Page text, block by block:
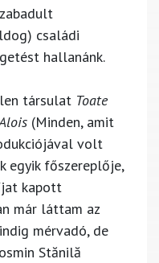
családi
hallanánk.
társulat Toate
(Minden, amit
volt
egyik főszereplője,
kapott
már láttam az
mérvadó, de
Stănilă